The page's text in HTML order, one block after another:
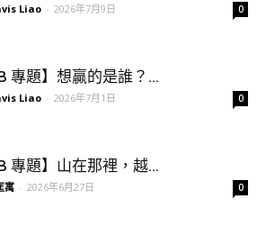
Liao - 2026年7月9日 0
專題】想贏的是誰？...
Liao - 2026年7月1日 0
專題】山在那裡，越...
寓 - 2026年6月27日 0